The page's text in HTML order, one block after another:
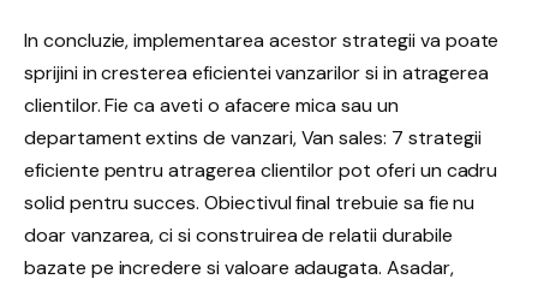
In concluzie, implementarea acestor strategii va poate
sprijini in cresterea eficientei vanzarilor si in atragerea
clientilor. Fie ca aveti o afacere mica sau un
departament extins de vanzari, Van sales: 7 strategii
eficiente pentru atragerea clientilor pot oferi un cadru
solid pentru succes. Obiectivul final trebuie sa fie nu
doar vanzarea, ci si construirea de relatii durabile
bazate pe incredere si valoare adaugata. Asadar,